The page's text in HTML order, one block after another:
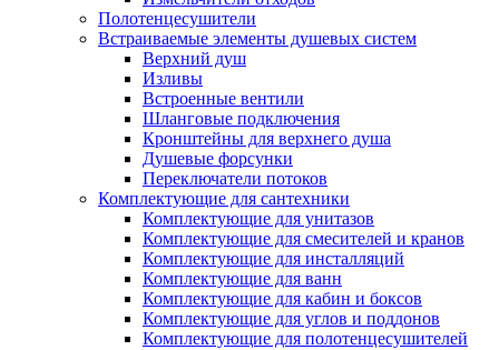
Полотенцесушители
Встраиваемые элементы душевых систем
Верхний душ
Изливы
Встроенные вентили
Шланговые подключения
Кронштейны для верхнего душа
Душевые форсунки
Переключатели потоков
Комплектующие для сантехники
Комплектующие для унитазов
Комплектующие для смесителей и кранов
Комплектующие для инсталляций
Комплектующие для ванн
Комплектующие для кабин и боксов
Комплектующие для углов и поддонов
Комплектующие для полотенцесушителей